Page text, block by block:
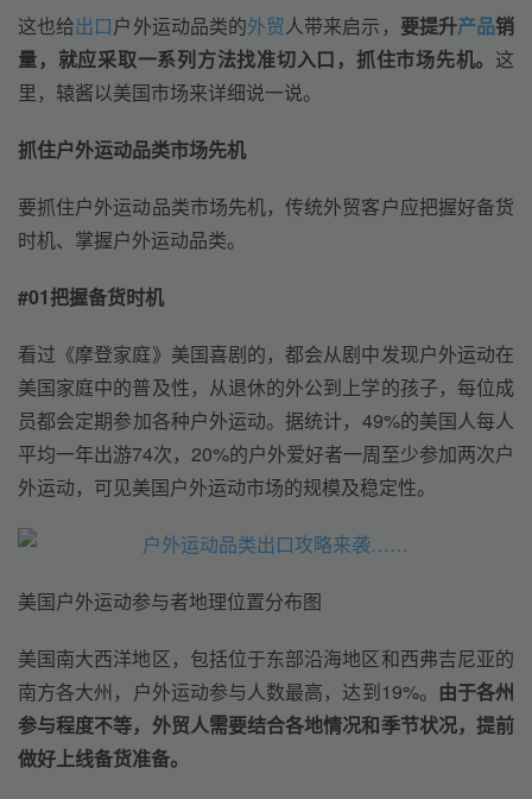
这也给出口户外运动品类的外贸人带来启示， 要提升产品销
量，就应采取一系列方法找准切入口，抓住市场先机。 这
里，辕酱以美国市场来详细说一说。
抓住户外运动品类市场先机
要抓住户外运动品类市场先机，传统外贸客户应把握好备货
时机、掌握户外运动品类。
#01把握备货时机
看过《摩登家庭》美国喜剧的，都会从剧中发现户外运动在
美国家庭中的普及性，从退休的外公到上学的孩子，每位成
员都会定期参加各种户外运动。据统计，49%的美国人每人
平均一年出游74次，20%的户外爱好者一周至少参加两次户
外运动，可见美国户外运动市场的规模及稳定性。
美国户外运动参与者地理位置分布图
美国南大西洋地区，包括位于东部沿海地区和西弗吉尼亚的
南方各大州，户外运动参与人数最高，达到19%。 由于各州
参与程度不等，外贸人需要结合各地情况和季节状况，提前
做好上线备货准备。